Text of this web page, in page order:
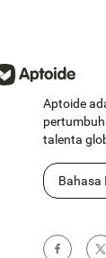
Aptoide
talenta
Bahasa